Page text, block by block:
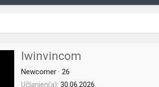
Iwinvincom
Newcomer · 26
Učlanjen(a) 30.06.2026.